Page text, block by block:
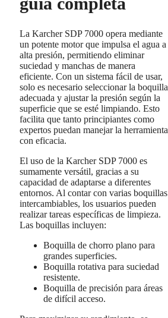
La Karcher SDP 7000 opera mediante
un potente motor que impulsa el agua a
alta presión, permitiendo eliminar
suciedad y manchas de manera
eficiente. Con un sistema fácil de usar,
solo es necesario seleccionar la boquilla
adecuada y ajustar la presión según la
superficie que se esté limpiando. Esto
facilita que tanto principiantes como
expertos puedan manejar la herramienta
con eficacia.
El uso de la Karcher SDP 7000 es
sumamente versátil, gracias a su
capacidad de adaptarse a diferentes
entornos. Al contar con varias boquillas
intercambiables, los usuarios pueden
realizar tareas específicas de limpieza.
Las boquillas incluyen:
Boquilla de chorro plano para
grandes superficies.
Boquilla rotativa para suciedad
resistente.
Boquilla de precisión para áreas
de difícil acceso.